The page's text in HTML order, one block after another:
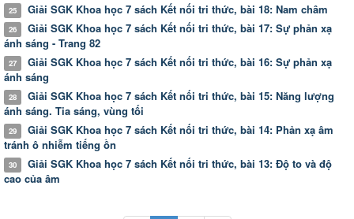
25 Giải SGK Khoa học 7 sách Kết nối tri thức, bài 18: Nam châm
26 Giải SGK Khoa học 7 sách Kết nối tri thức, bài 17: Sự phản xạ
ánh sáng - Trang 82
27 Giải SGK Khoa học 7 sách Kết nối tri thức, bài 16: Sự phản xạ
ánh sáng
28 Giải SGK Khoa học 7 sách Kết nối tri thức, bài 15: Năng lượng
ánh sáng. Tia sáng, vùng tối
29 Giải SGK Khoa học 7 sách Kết nối tri thức, bài 14: Phản xạ âm
tránh ô nhiễm tiếng ồn
30 Giải SGK Khoa học 7 sách Kết nối tri thức, bài 13: Độ to và độ
cao của âm